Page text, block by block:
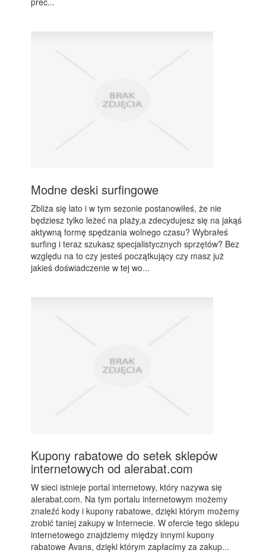
Modne deski surfingowe
Zbliża się lato i w tym sezonie postanowiłeś, że nie
będziesz tylko leżeć na plaży,a zdecydujesz się na jakąś
aktywną formę spędzania wolnego czasu? Wybrałeś
surfing i teraz szukasz specjalistycznych sprzętów? Bez
względu na to czy jesteś początkujący czy masz już
jakieś doświadczenie w tej wo...
Kupony rabatowe do setek sklepów
internetowych od alerabat.com
W sieci istnieje portal internetowy, który nazywa się
alerabat.com. Na tym portalu internetowym możemy
znaleźć kody i kupony rabatowe, dzięki którym możemy
zrobić taniej zakupy w Internecie. W ofercie tego sklepu
internetowego znajdziemy między innymi kupony
rabatowe Avans, dzięki którym zapłacimy za zakup...